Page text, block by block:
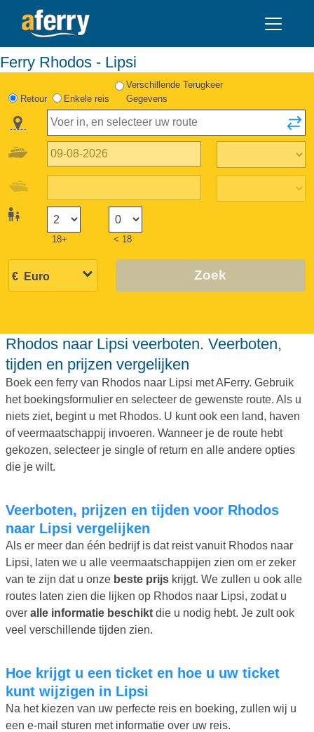
Ferry Rhodos - Lipsi
Retour Enkele reis
Verschillende Terugkeer
Gegevens
18+ < 18
Zoek
Rhodos naar Lipsi veerboten. Veerboten,
tijden en prijzen vergelijken
Boek een ferry van Rhodos naar Lipsi met AFerry. Gebruik
het boekingsformulier en selecteer de gewenste route. Als u
niets ziet, begint u met Rhodos. U kunt ook een land, haven
of veermaatschappij invoeren. Wanneer je de route hebt
gekozen, selecteer je single of return en alle andere opties
die je wilt.
Veerboten, prijzen en tijden voor Rhodos
naar Lipsi vergelijken
Als er meer dan één bedrijf is dat reist vanuit Rhodos naar
Lipsi, laten we u alle veermaatschappijen zien om er zeker
van te zijn dat u onze beste prijs krijgt. We zullen u ook alle
routes laten zien die lijken op Rhodos naar Lipsi, zodat u
over alle informatie beschikt die u nodig hebt. Je zult ook
veel verschillende tijden zien.
Hoe krijgt u een ticket en hoe u uw ticket
kunt wijzigen in Lipsi
Na het kiezen van uw perfecte reis en boeking, zullen wij u
een e-mail sturen met informatie over uw reis.